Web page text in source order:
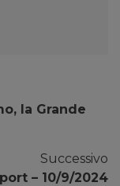
la Grande
Successivo
– 10/9/2024